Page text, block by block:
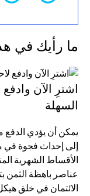
ما رأيك في
اشترِ الآن
السهلة
يمكن أن يؤدي الدفع
إلى إحداث فجوة في
عناصر باهظة الثمن
الائتمان في خلق